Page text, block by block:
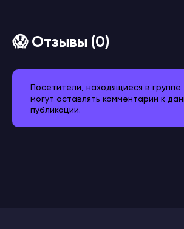
😱 Отзывы (0)
Посетители, находящиеся в группе
могут оставлять комментарии к
публикации.